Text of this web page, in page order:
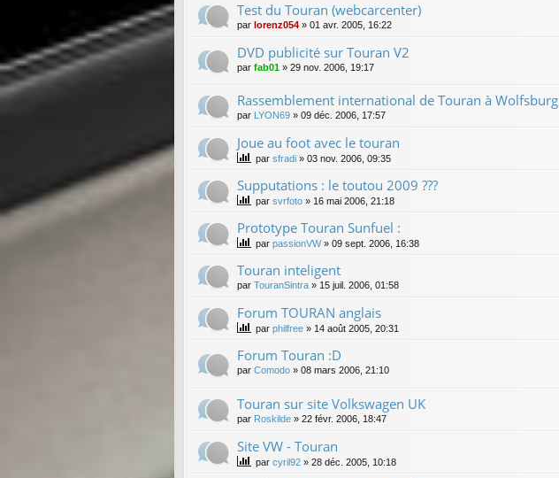
Test du Touran (webcarcenter)
par lorenz054 » 01 avr. 2005, 16:22
DVD publicité sur Touran V2
par fab01 » 29 nov. 2006, 19:17
Rassemblement international de Touran à Wolfsburg
par LYON69 » 09 déc. 2006, 17:57
Joue au foot avec le touran
par sfradi » 03 nov. 2006, 09:35
Supputations : le toutou 2009 ???
par svrfoto » 16 mai 2006, 21:18
Prototype Touran Sunfuel :
par passionVW» 09 sept. 2006, 16:38
Touran inteligent
par TouranSintra » 15 juil. 2006, 01:58
Forum TOURAN anglais
par philfree » 14 août 2005, 20:31
Forum Touran :D
par Comodo » 08 mars 2006, 21:10
Touran sur site Volkswagen UK
par Roskilde » 22 févr. 2006, 18:47
Site VW - Touran
par cyril92 » 28 déc. 2005, 10:18